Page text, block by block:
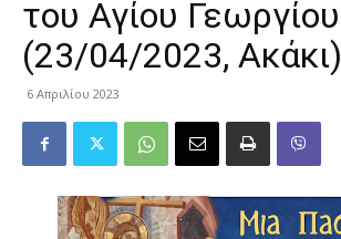
του Αγίου Γεωργίου
(23/04/2023, Ακάκι)
6 Απριλίου 2023